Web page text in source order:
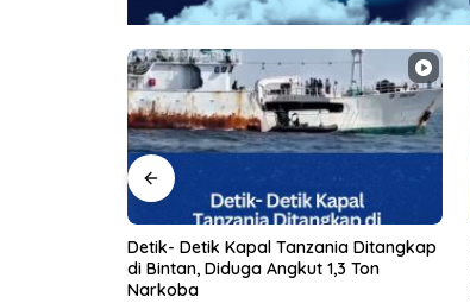
Diduga Frustasi Terhadap Kondisi
Ekonomi dan Perceraian, Seorang Ibu
di Tanjungpinang Banting Anaknya